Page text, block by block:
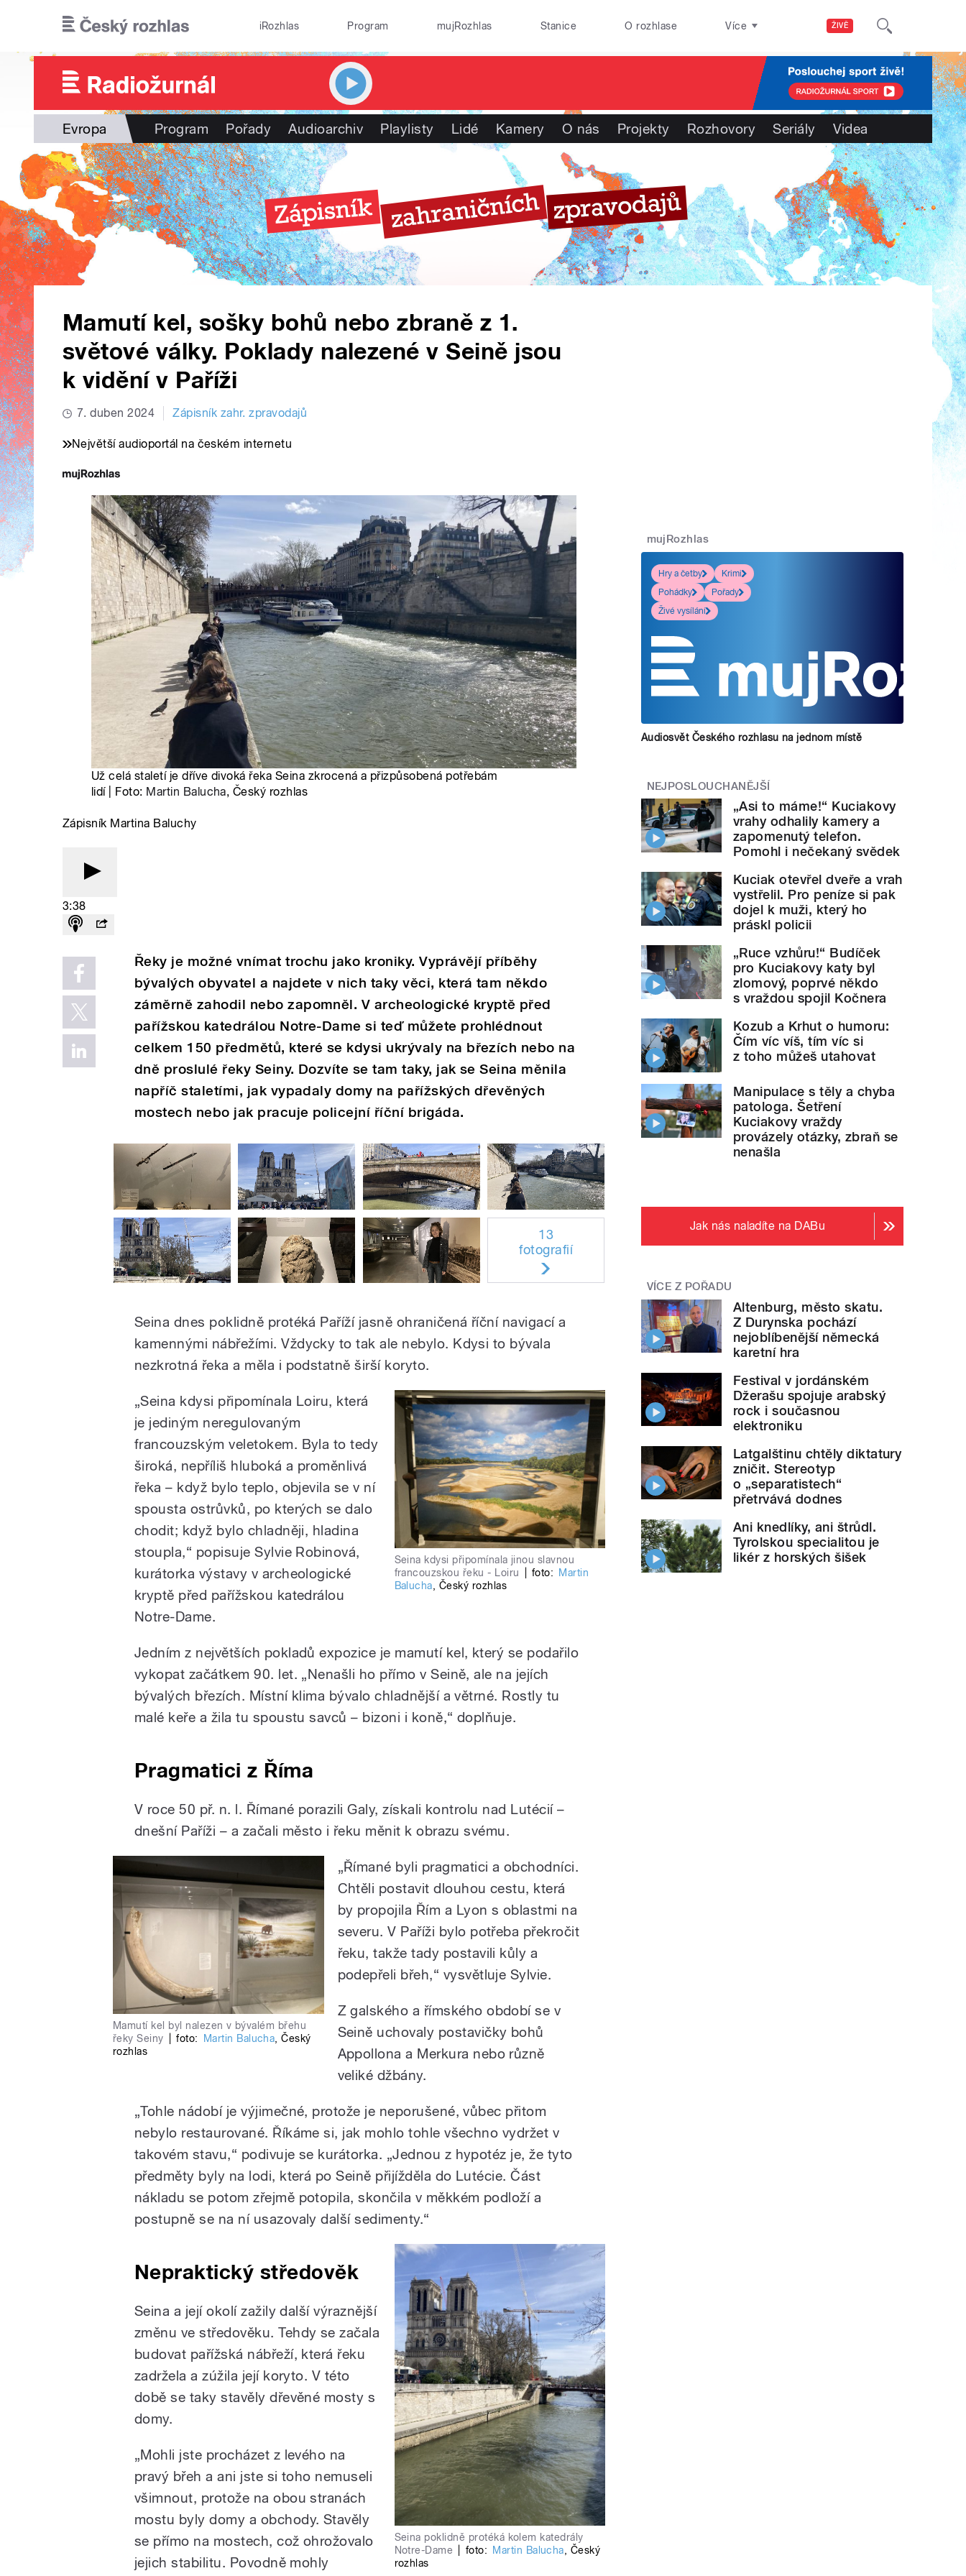
ŽIVĚ
iRozhlas Program mujRozhlas Stanice O rozhlase Více
Evropa Program Pořady Audioarchiv Playlisty Lidé Kamery O nás Projekty Rozhovory Seriály Videa
Mamutí kel, sošky bohů nebo zbraně z 1.
světové války. Poklady nalezené v Seině jsou
k vidění v Paříži
7. duben 2024 Zápisník zahr. zpravodajů
Největší audioportál na českém internetu
Už celá staletí je dříve divoká řeka Seina zkrocená a přizpůsobená potřebám
lidí | Foto: Martin Balucha, Český rozhlas
Zápisník Martina Baluchy
3:38
Řeky je možné vnímat trochu jako kroniky. Vyprávějí příběhy
bývalých obyvatel a najdete v nich taky věci, která tam někdo
záměrně zahodil nebo zapomněl. V archeologické kryptě před
pařížskou katedrálou Notre-Dame si teď můžete prohlédnout
celkem 150 předmětů, které se kdysi ukrývaly na březích nebo na
dně proslulé řeky Seiny. Dozvíte se tam taky, jak se Seina měnila
napříč staletími, jak vypadaly domy na pařížských dřevěných
mostech nebo jak pracuje policejní říční brigáda.
13
fotografií
Seina dnes poklidně protéká Paříží jasně ohraničená říční navigací a
kamennými nábřežími. Vždycky to tak ale nebylo. Kdysi to bývala
nezkrotná řeka a měla i podstatně širší koryto.
Seina kdysi připomínala jinou slavnou
francouzskou řeku - Loiru
foto:
Martin
Balucha, Český rozhlas
„Seina kdysi připomínala Loiru, která
je jediným neregulovaným
francouzským veletokem. Byla to tedy
široká, nepříliš hluboká a proměnlivá
řeka – když bylo teplo, objevila se v ní
spousta ostrůvků, po kterých se dalo
chodit; když bylo chladněji, hladina
stoupla,“ popisuje Sylvie Robinová,
kurátorka výstavy v archeologické
kryptě před pařížskou katedrálou
Notre-Dame.
Jedním z největších pokladů expozice je mamutí kel, který se podařilo
vykopat začátkem 90. let. „Nenašli ho přímo v Seině, ale na jejích
bývalých březích. Místní klima bývalo chladnější a větrné. Rostly tu
malé keře a žila tu spoustu savců – bizoni i koně,“ doplňuje.
Pragmatici z Říma
V roce 50 př. n. l. Římané porazili Galy, získali kontrolu nad Lutécií –
dnešní Paříži – a začali město i řeku měnit k obrazu svému.
Mamutí kel byl nalezen v bývalém břehu
řeky Seiny
foto: Martin Balucha,Český
rozhlas
„Římané byli pragmatici a obchodníci.
Chtěli postavit dlouhou cestu, která
by propojila Řím a Lyon s oblastmi na
severu. V Paříži bylo potřeba překročit
řeku, takže tady postavili kůly a
podepřeli břeh,“ vysvětluje Sylvie.
Z galského a římského období se v
Seině uchovaly postavičky bohů
Appollona a Merkura nebo různě
veliké džbány.
„Tohle nádobí je výjimečné, protože je neporušené, vůbec přitom
nebylo restaurované. Říkáme si, jak mohlo tohle všechno vydržet v
takovém stavu,“ podivuje se kurátorka. „Jednou z hypotéz je, že tyto
předměty byly na lodi, která po Seině přijížděla do Lutécie. Část
nákladu se potom zřejmě potopila, skončila v měkkém podloží a
postupně se na ní usazovaly další sedimenty.“
Seina poklidně protéká kolem katedrály
Notre-Dame
foto: Martin Balucha, Český
rozhlas
Nepraktický středověk
Seina a její okolí zažily další výraznější
změnu ve středověku. Tehdy se začala
budovat pařížská nábřeží, která řeku
zadržela a zúžila její koryto. V této
době se taky stavěly dřevěné mosty s
domy.
„Mohli jste procházet z levého na
pravý břeh a ani jste si toho nemuseli
všimnout, protože na obou stranách
mostu byly domy a obchody. Stavěly
se přímo na mostech, což ohrožovalo
jejich stabilitu. Povodně mohly
mujRozhlas
Hry a četby
Krimi
Pohádky
Pořady
Živé vysílání
Audiosvět Českého rozhlasu na jednom místě
NEJPOSLOUCHANĚJŠÍ
„Asi to máme!“ Kuciakovy
vrahy odhalily kamery a
zapomenutý telefon.
Pomohl i nečekaný svědek
Kuciak otevřel dveře a vrah
vystřelil. Pro peníze si pak
dojel k muži, který ho
práskl policii
„Ruce vzhůru!“ Budíček
pro Kuciakovy katy byl
zlomový, poprvé někdo
s vraždou spojil Kočnera
Kozub a Krhut o humoru:
Čím víc víš, tím víc si
z toho můžeš utahovat
Manipulace s těly a chyba
patologa. Šetření
Kuciakovy vraždy
provázely otázky, zbraň se
nenašla
Jak nás naladíte na DABu
VÍCE Z POŘADU
Altenburg, město skatu.
Z Durynska pochází
nejoblíbenější německá
karetní hra
Festival v jordánském
Džerašu spojuje arabský
rock i současnou
elektroniku
Latgalštinu chtěly diktatury
zničit. Stereotyp
o „separatistech“
přetrvává dodnes
Ani knedlíky, ani štrůdl.
Tyrolskou specialitou je
likér z horských šišek